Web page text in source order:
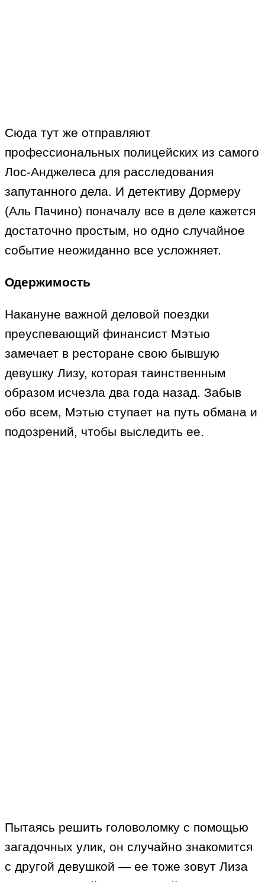
Сюда тут же отправляют
профессиональных полицейских из самого
Лос-Анджелеса для расследования
запутанного дела. И детективу Дормеру
(Аль Пачино) поначалу все в деле кажется
достаточно простым, но одно случайное
событие неожиданно все усложняет.
Одержимость
Накануне важной деловой поездки
преуспевающий финансист Мэтью
замечает в ресторане свою бывшую
девушку Лизу, которая таинственным
образом исчезла два года назад. Забыв
обо всем, Мэтью ступает на путь обмана и
подозрений, чтобы выследить ее.
Пытаясь решить головоломку с помощью
загадочных улик, он случайно знакомится
с другой девушкой — ее тоже зовут Лиза